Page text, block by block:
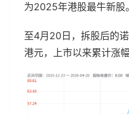
为2025年港股最牛新股。
至4月20日，拆股后的
港元，上市以来累计涨